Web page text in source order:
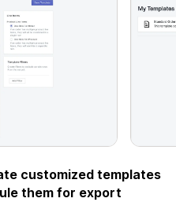
customized templates
them for export